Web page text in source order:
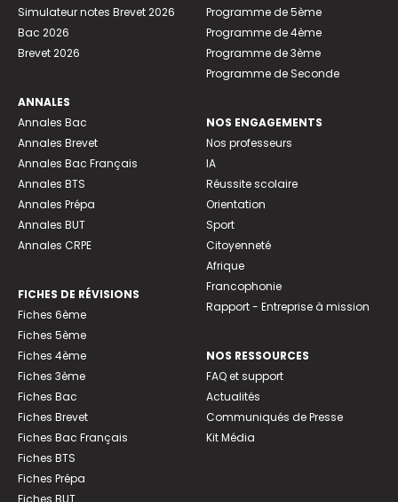
Simulateur notes Brevet 2026
Bac 2026
Brevet 2026
ANNALES
Annales Bac
Annales Brevet
Annales Bac Français
Annales BTS
Annales Prépa
Annales BUT
Annales CRPE
FICHES DE RÉVISIONS
Fiches 6ème
Fiches 5ème
Fiches 4ème
Fiches 3ème
Fiches Bac
Fiches Brevet
Fiches Bac Français
Fiches BTS
Fiches Prépa
Fiches BUT
Programme de 5ème
Programme de 4ème
Programme de 3ème
Programme de Seconde
NOS ENGAGEMENTS
Nos professeurs
IA
Réussite scolaire
Orientation
Sport
Citoyenneté
Afrique
Francophonie
Rapport - Entreprise à mission
NOS RESSOURCES
FAQ et support
Actualités
Communiqués de Presse
Kit Média